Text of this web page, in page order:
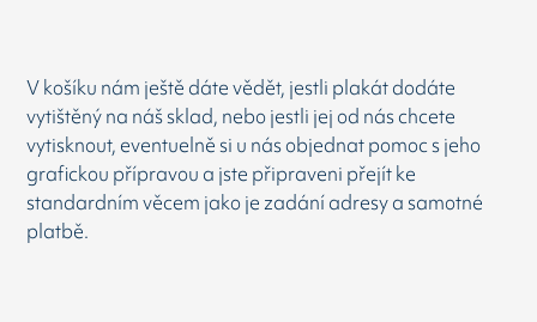
V košíku nám ještě dáte vědět, jestli plakát dodáte
vytištěný na náš sklad, nebo jestli jej od nás chcete
vytisknout, eventuelně si u nás objednat pomoc s jeho
grafickou přípravou a jste připraveni přejít ke
standardním věcem jako je zadání adresy a samotné
platbě.